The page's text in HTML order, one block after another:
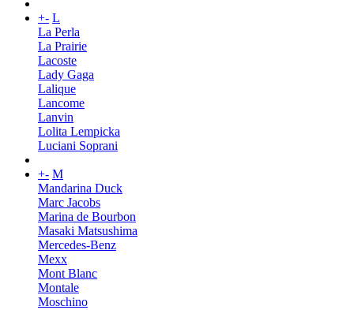
+- L
La Perla
La Prairie
Lacoste
Lady Gaga
Lalique
Lancome
Lanvin
Lolita Lempicka
Luciani Soprani
+- M
Mandarina Duck
Marc Jacobs
Marina de Bourbon
Masaki Matsushima
Mercedes-Benz
Mexx
Mont Blanc
Montale
Moschino